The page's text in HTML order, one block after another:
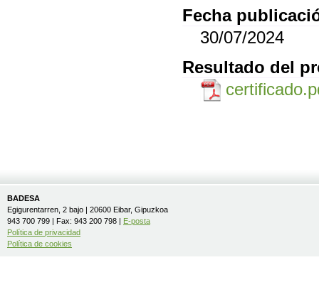
Fecha
30/07/2024
Resultado del
BADESA
Egigurentarren, 2 bajo | 20600 Eibar, Gipuzkoa
943 700 799 | Fax: 943 200 798 | E-posta
Política de privacidad
Política de cookies